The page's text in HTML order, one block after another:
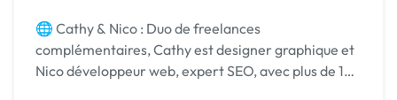
🌐 Cathy & Nico : Duo de freelances
complémentaires, Cathy est designer graphique et
Nico développeur web, expert SEO, avec plus de 10